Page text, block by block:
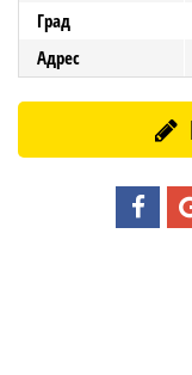
Град
Адрес